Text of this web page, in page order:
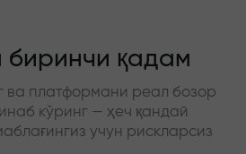
биринчи қадам
ва платформани реал бозор
кўринг — ҳеч қандай
учун рискларсиз